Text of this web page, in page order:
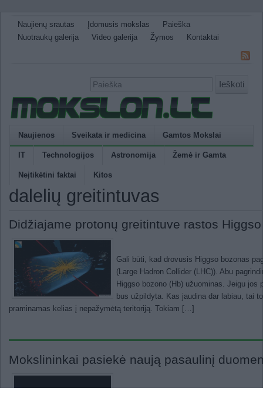
Naujienų srautas Įdomusis mokslas
Paieška
Nuotraukų galerija
Video galerija Žymos Kontaktai
Ieškoti
Naujienos Sveikata ir medicina Gamtos Mokslai
IT Technologijos Astronomija Žemė ir Gamta
Neįtikėtini faktai Kitos
dalelių greitintuvas
Didžiajame protonų greitintuve rastos
Gali būti, kad drovusis Higgso bozonas
(Large Hadron Collider (LHC)). Abu
Higgso bozono (Hb) užuominas. Jeigu
bus užpildyta. Kas jaudina dar labiau, tai
praminamas kelias į nepažymėtą teritoriją. Tokiam […]
Mokslininkai pasiekė naują pasaulinį